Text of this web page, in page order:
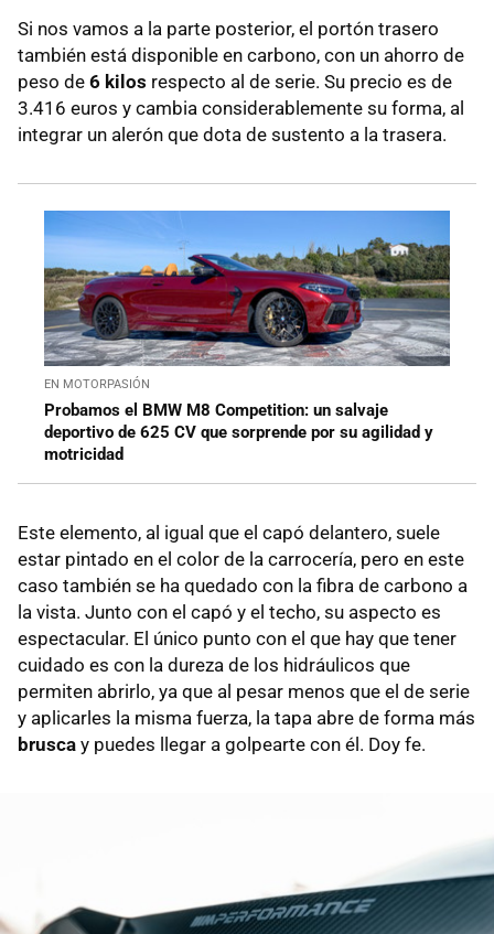
Si nos vamos a la parte posterior, el portón trasero
también está disponible en carbono, con un ahorro de
peso de 6 kilos respecto al de serie. Su precio es de
3.416 euros y cambia considerablemente su forma, al
integrar un alerón que dota de sustento a la trasera.
EN MOTORPASIÓN
Probamos el BMW M8 Competition: un salvaje
deportivo de 625 CV que sorprende por su agilidad y
motricidad
Este elemento, al igual que el capó delantero, suele
estar pintado en el color de la carrocería, pero en este
caso también se ha quedado con la fibra de carbono a
la vista. Junto con el capó y el techo, su aspecto es
espectacular. El único punto con el que hay que tener
cuidado es con la dureza de los hidráulicos que
permiten abrirlo, ya que al pesar menos que el de serie
y aplicarles la misma fuerza, la tapa abre de forma más
brusca y puedes llegar a golpearte con él. Doy fe.